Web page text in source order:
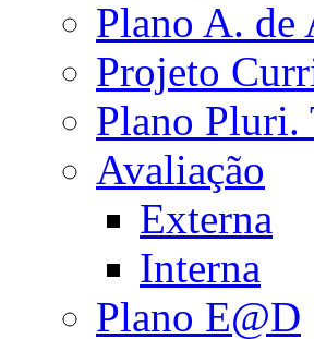
Plano A. de
Projeto
Plano Pluri.
Avaliação
Externa
Interna
Plano E@D